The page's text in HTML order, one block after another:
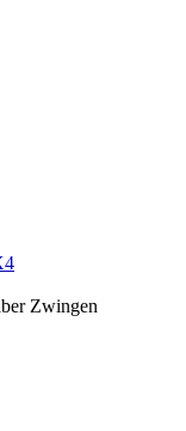
Zwingen